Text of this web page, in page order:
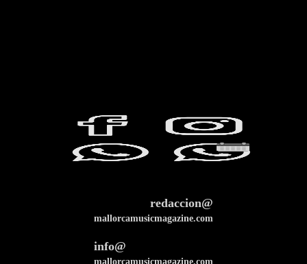
redaccion@
mallorcamusicmagazine.com
info@
mallorcamusicmagazine.com